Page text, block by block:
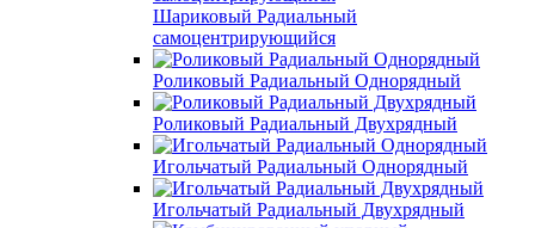
Шариковый Радиальный
самоцентрирующийся
Роликовый Радиальный Однорядный
Роликовый Радиальный Двухрядный
Игольчатый Радиальный Однорядный
Игольчатый Радиальный Двухрядный